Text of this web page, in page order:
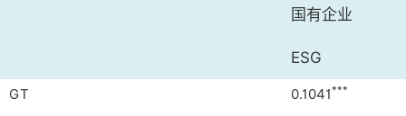
国有企业
ESG
GT 0.1041***